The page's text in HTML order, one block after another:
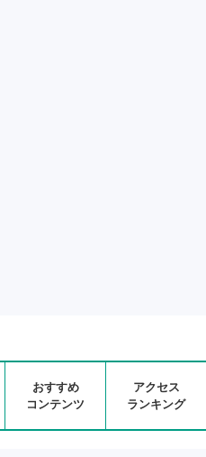
おすすめ
コンテンツ
アクセス
ランキング